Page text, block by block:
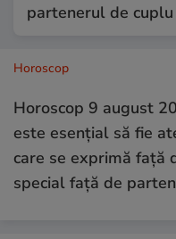
partenerul de cuplu
Horoscop
Horoscop 9 august
este esențial să fie
care se exprimă față
special față de